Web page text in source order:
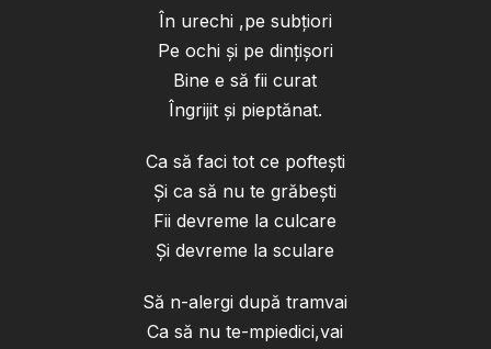
În urechi ,pe subţiori
Pe ochi şi pe dinţişori
Bine e să fii curat
Îngrijit şi pieptănat.
Ca să faci tot ce pofteşti
Şi ca să nu te grăbeşti
Fii devreme la culcare
Şi devreme la sculare
Să n-alergi după tramvai
Ca să nu te-mpiedici,vai